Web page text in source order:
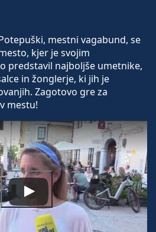
mestni vagabund, se
kjer je svojim
predstavil najboljše umetnike,
in žonglerje, ki jih je
Zagotovo gre za
mestu!